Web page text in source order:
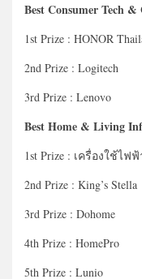
Best Consumer Tech
1st Prize : HONOR
2nd Prize : Logitech
3rd Prize : Lenovo
Best Home & Living
1st Prize : เครื่องใช้ไฟ
2nd Prize : King’s Stella
3rd Prize : Dohome
4th Prize : HomePro
5th Prize : Lunio